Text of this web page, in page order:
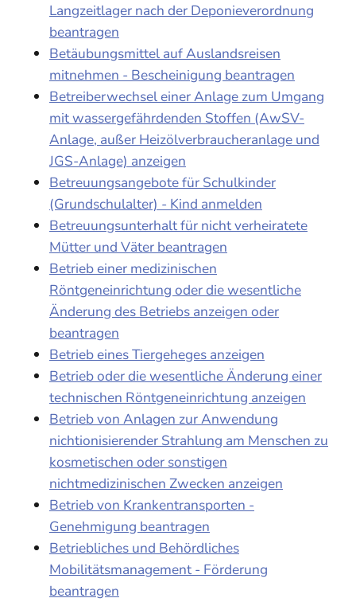
Langzeitlager nach der Deponieverordnung
beantragen
Betäubungsmittel auf Auslandsreisen
mitnehmen - Bescheinigung beantragen
Betreiberwechsel einer Anlage zum Umgang
mit wassergefährdenden Stoffen (AwSV-
Anlage, außer Heizölverbraucheranlage und
JGS-Anlage) anzeigen
Betreuungsangebote für Schulkinder
(Grundschulalter) - Kind anmelden
Betreuungsunterhalt für nicht verheiratete
Mütter und Väter beantragen
Betrieb einer medizinischen
Röntgeneinrichtung oder die wesentliche
Änderung des Betriebs anzeigen oder
beantragen
Betrieb eines Tiergeheges anzeigen
Betrieb oder die wesentliche Änderung einer
technischen Röntgeneinrichtung anzeigen
Betrieb von Anlagen zur Anwendung
nichtionisierender Strahlung am Menschen zu
kosmetischen oder sonstigen
nichtmedizinischen Zwecken anzeigen
Betrieb von Krankentransporten -
Genehmigung beantragen
Betriebliches und Behördliches
Mobilitätsmanagement - Förderung
beantragen